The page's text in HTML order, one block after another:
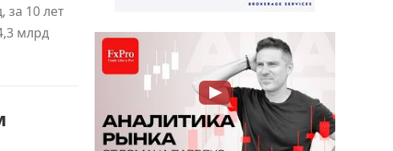
за 10 лет
млрд